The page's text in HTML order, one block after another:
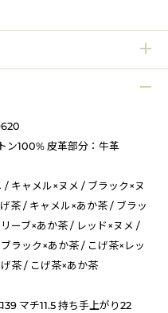
ン100% 皮革部分：牛革
/ キャメル×ヌメ / ブラック×ヌ
茶 / キャメル×あか茶 / ブラッ
ーブ×あか茶 / レッド×ヌメ /
ラック×あか茶 / こげ茶×レッ
茶 / こげ茶×あか茶
39 マチ11.5 持ち手上がり22